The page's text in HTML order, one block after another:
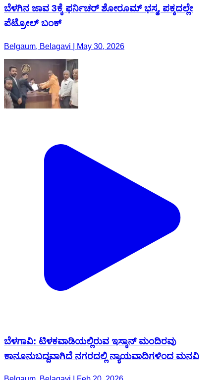
ಬೆಳಗಿನ ಜಾವ 3ಕ್ಕೆ ಫರ್ನಿಚರ್ ಶೋರೂಮ್ ಭಸ್ಮ, ಪಕ್ಕದಲ್ಲೇ
ಪೆಟ್ರೋಲ್ ಬಂಕ್
Belgaum, Belagavi | May 30, 2026
ಬೆಳಗಾವಿ: ಟಿಳಕವಾಡಿಯಲ್ಲಿರುವ ಇಸ್ಕಾನ್ ಮಂದಿರವು
ಕಾನೂನುಬದ್ದವಾಗಿದೆ ನಗರದಲ್ಲಿ ನ್ಯಾಯವಾದಿಗಳಿಂದ ಮನವಿ